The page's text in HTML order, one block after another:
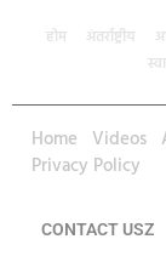
होम अंतर्राष्ट्रीय
Home Videos
Privacy Policy
CONTACT USZ